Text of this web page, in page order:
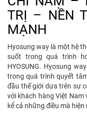
TRỊ – NỀN
MẠNH
Hyosung way là một hệ
suốt trong quá trình
HYOSUNG. Hyosung
trong quá trình quyết
đầu thế giới dựa trên sự
với khách hàng Việt Nam
kể cả những điều mà